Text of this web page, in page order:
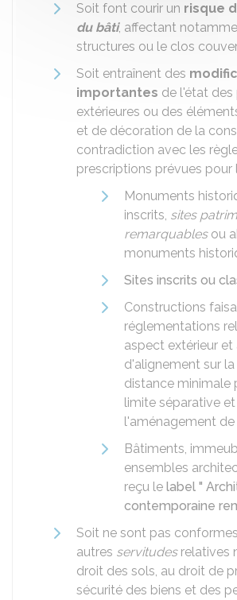
Soit font courir un risque
du bâti, affectant
structures ou le clos
Soit entraînent des
importantes de l'état des
extérieures ou des
et de décoration de la
contradiction avec les
prescriptions prévues pour
Monuments
inscrits, sites
remarquablesou
monuments
Sites inscrits ou
Constructions
réglementations
aspect extérieur
d'alignement sur
distance minimale
limite séparative et
l'aménagement
Bâtiments,
ensembles
reçu le label "
contemporaine
Soit ne sont pas
autres servitudesrelatives
droit des sols, au droit de
sécurité des biens et des